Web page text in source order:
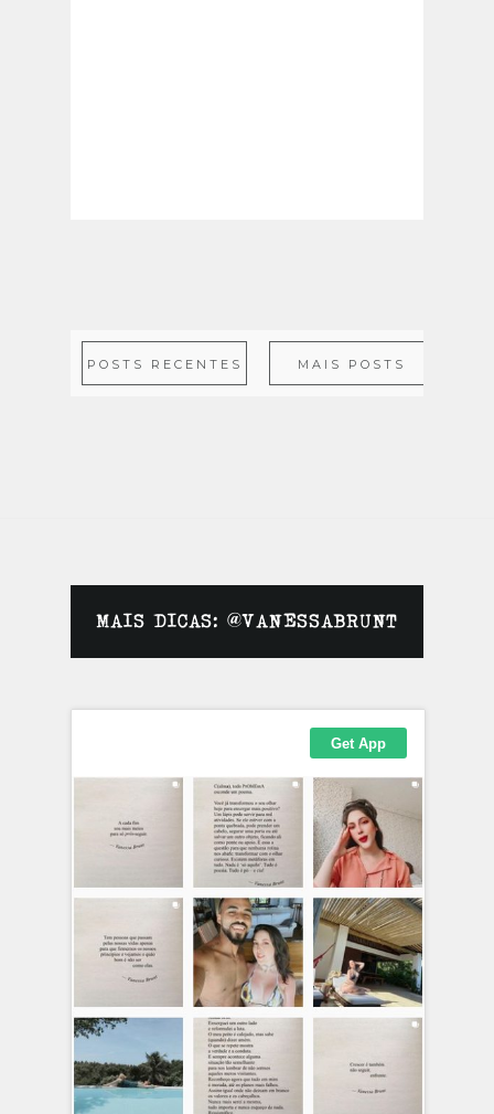
POSTS RECENTES MAIS POSTS
MAIS DICAS: @VANESSABRUNT